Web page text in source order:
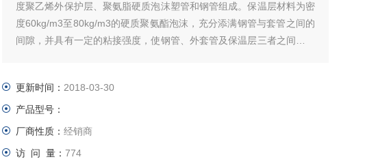
度聚乙烯外保护层、聚氨脂硬质泡沫塑管和钢管组成。保温层材料为密
度60kg/m3至80kg/m3的硬质聚氨酯泡沫，充分添满钢管与套管之间的
间隙，并具有一定的粘接强度，使钢管、外套管及保温层三者之间形成
更新时间： 2018-03-30
产品型号：
厂商性质： 经销商
访 问 量： 774